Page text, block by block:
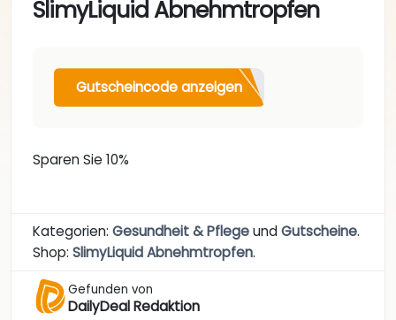
SlimyLiquid Abnehmtropfen
Gutscheincode anzeigen
Sparen Sie 10%
Kategorien: Gesundheit & PflegeundGutscheine.
Shop: SlimyLiquid Abnehmtropfen.
Gefunden von
DailyDeal Redaktion